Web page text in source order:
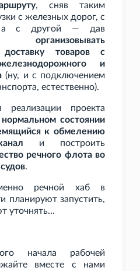
, сняв таким
с железных дорог, с
а с другой — дав
организовывать
доставку товаров с
и
(ну, и с подключением
естественно).
реализации проекта
нормальном состоянии
к обмелению
и построить
речного флота во
.
речной хаб в
планируют запустить,
уточнять...
начала рабочей
вместе с нами